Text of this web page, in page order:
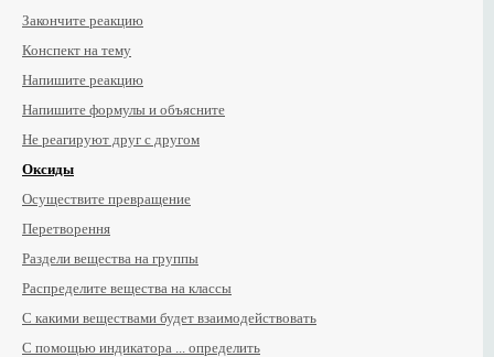
Закончите реакцию
Конспект на тему
Напишите реакцию
Напишите формулы и объясните
Не реагируют друг с другом
Оксиды
Осуществите превращение
Перетворення
Раздели вещества на группы
Распределите вещества на классы
С какими веществами будет взаимодействовать
С помощью индикатора ... определить